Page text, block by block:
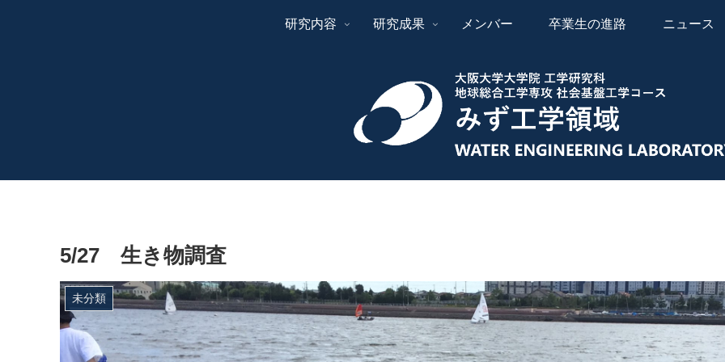
研究内容 研究成果 メンバー 卒業生の進路 ニュース
5/27 生き物調査
未分類